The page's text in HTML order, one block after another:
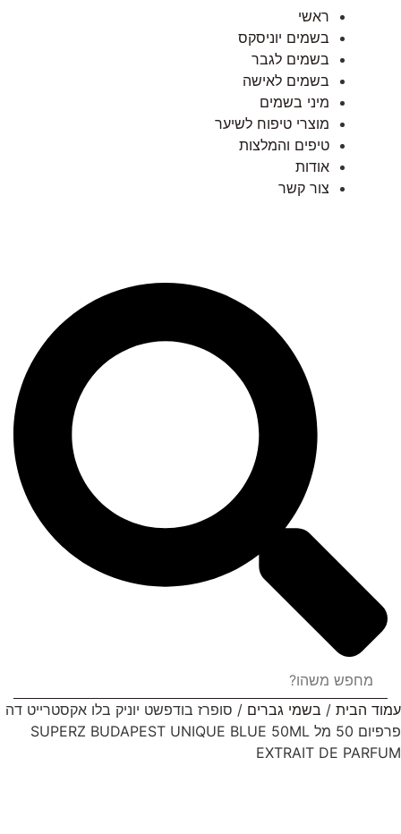
ראשי
בשמים יוניסקס
בשמים לגבר
בשמים לאישה
מיני בשמים
מוצרי טיפוח לשיער
טיפים והמלצות
אודות
צור קשר
עמוד הבית / בשמי גברים / סופרז בודפשט יוניק בלו אקסטרייט דה
פרפיום 50 מל SUPERZ BUDAPEST UNIQUE BLUE 50ML
EXTRAIT DE PARFUM‏